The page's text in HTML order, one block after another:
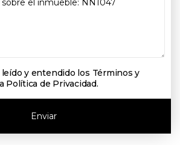
y entendido los Términos y
Política de Privacidad.
Enviar